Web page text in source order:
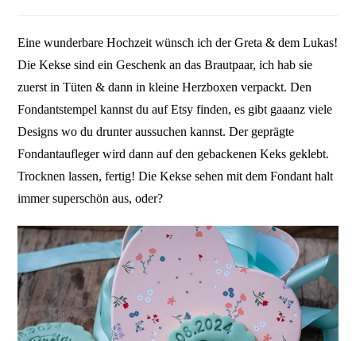
Eine wunderbare Hochzeit wünsch ich der Greta & dem Lukas!
Die Kekse sind ein Geschenk an das Brautpaar, ich hab sie
zuerst in Tüten & dann in kleine Herzboxen verpackt. Den
Fondantstempel kannst du auf Etsy finden, es gibt gaaanz viele
Designs wo du drunter aussuchen kannst. Der geprägte
Fondantaufleger wird dann auf den gebackenen Keks geklebt.
Trocknen lassen, fertig! Die Kekse sehen mit dem Fondant halt
immer superschön aus, oder?